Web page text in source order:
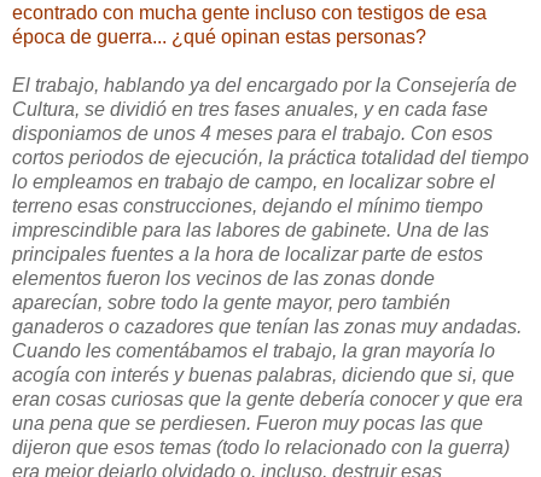
econtrado con mucha gente incluso con testigos de esa
época de guerra... ¿qué opinan estas personas?
El trabajo, hablando ya del encargado por la Consejería de
Cultura, se dividió en tres fases anuales, y en cada fase
disponiamos de unos 4 meses para el trabajo. Con esos
cortos periodos de ejecución, la práctica totalidad del tiempo
lo empleamos en trabajo de campo, en localizar sobre el
terreno esas construcciones, dejando el mínimo tiempo
imprescindible para las labores de gabinete. Una de las
principales fuentes a la hora de localizar parte de estos
elementos fueron los vecinos de las zonas donde
aparecían, sobre todo la gente mayor, pero también
ganaderos o cazadores que tenían las zonas muy andadas.
Cuando les comentábamos el trabajo, la gran mayoría lo
acogía con interés y buenas palabras, diciendo que si, que
eran cosas curiosas que la gente debería conocer y que era
una pena que se perdiesen. Fueron muy pocas las que
dijeron que esos temas (todo lo relacionado con la guerra)
era mejor dejarlo olvidado o, incluso, destruir esas